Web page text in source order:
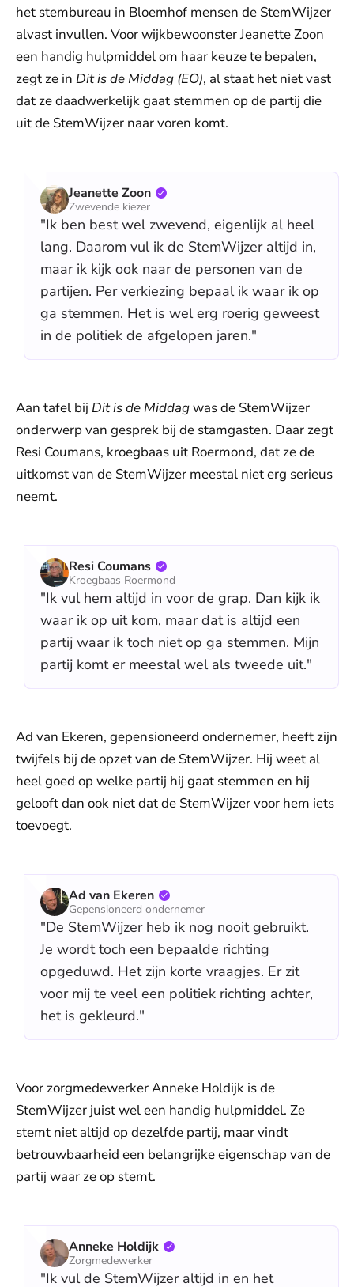
het stembureau in Bloemhof mensen de StemWijzer
alvast invullen. Voor wijkbewoonster Jeanette Zoon
een handig hulpmiddel om haar keuze te bepalen,
zegt ze in Dit is de Middag (EO), al staat het niet vast
dat ze daadwerkelijk gaat stemmen op de partij die
uit de StemWijzer naar voren komt.
Jeanette Zoon
Zwevende kiezer
"Ik ben best wel zwevend, eigenlijk al heel
lang. Daarom vul ik de StemWijzer altijd in,
maar ik kijk ook naar de personen van de
partijen. Per verkiezing bepaal ik waar ik op
ga stemmen. Het is wel erg roerig geweest
in de politiek de afgelopen jaren."
Aan tafel bij Dit is de Middagwas de StemWijzer
onderwerp van gesprek bij de stamgasten. Daar zegt
Resi Coumans, kroegbaas uit Roermond, dat ze de
uitkomst van de StemWijzer meestal niet erg serieus
neemt.
Resi Coumans
Kroegbaas Roermond
"Ik vul hem altijd in voor de grap. Dan kijk ik
waar ik op uit kom, maar dat is altijd een
partij waar ik toch niet op ga stemmen. Mijn
partij komt er meestal wel als tweede uit."
Ad van Ekeren, gepensioneerd ondernemer, heeft zijn
twijfels bij de opzet van de StemWijzer. Hij weet al
heel goed op welke partij hij gaat stemmen en hij
gelooft dan ook niet dat de StemWijzer voor hem iets
toevoegt.
Ad van Ekeren
Gepensioneerd ondernemer
"De StemWijzer heb ik nog nooit gebruikt.
Je wordt toch een bepaalde richting
opgeduwd. Het zijn korte vraagjes. Er zit
voor mij te veel een politiek richting achter,
het is gekleurd."
Voor zorgmedewerker Anneke Holdijk is de
StemWijzer juist wel een handig hulpmiddel. Ze
stemt niet altijd op dezelfde partij, maar vindt
betrouwbaarheid een belangrijke eigenschap van de
partij waar ze op stemt.
Anneke Holdijk
Zorgmedewerker
"Ik vul de StemWijzer altijd in en het